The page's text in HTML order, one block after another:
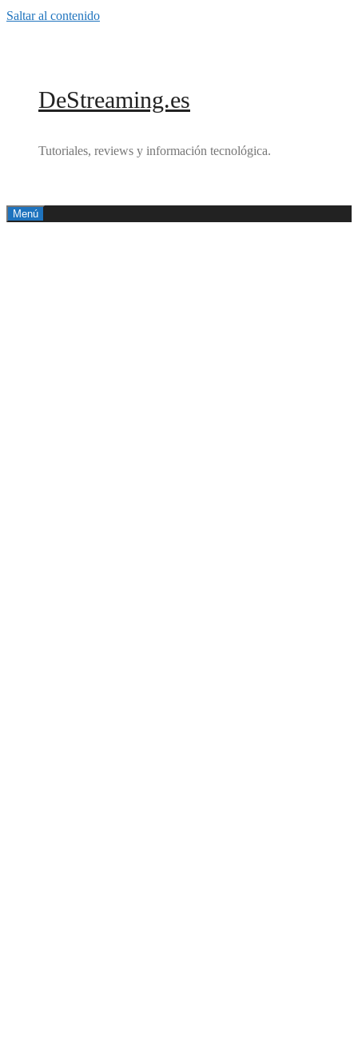
Saltar al contenido
DeStreaming.es
Tutoriales, reviews y información tecnológica.
Menú